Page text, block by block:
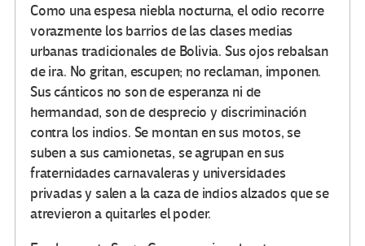
Como una espesa niebla nocturna, el odio recorre
vorazmente los barrios de las clases medias
urbanas tradicionales de Bolivia. Sus ojos rebalsan
de ira. No gritan, escupen; no reclaman, imponen.
Sus cánticos no son de esperanza ni de
hermandad, son de desprecio y discriminación
contra los indios. Se montan en sus motos, se
suben a sus camionetas, se agrupan en sus
fraternidades carnavaleras y universidades
privadas y salen a la caza de indios alzados que se
atrevieron a quitarles el poder.